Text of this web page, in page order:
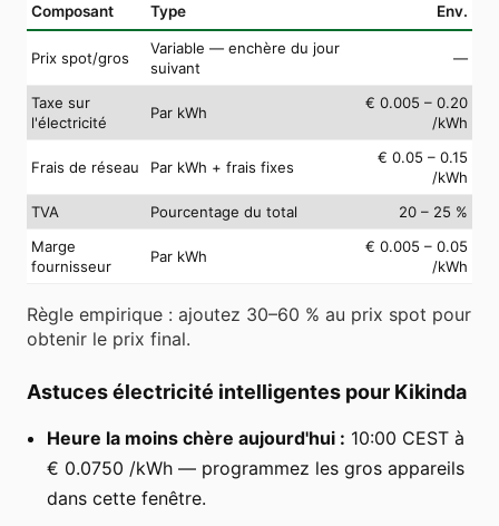
Composant Type Env.
Prix spot/gros
Variable — enchère du jour
suivant
—
Taxe sur
l'électricité
Par kWh
€ 0.005 – 0.20
/kWh
Frais de réseau Par kWh + frais fixes
€ 0.05 – 0.15
/kWh
TVA
Pourcentage du total
20 – 25 %
Marge
fournisseur
Par kWh
€ 0.005 – 0.05
/kWh
Règle empirique : ajoutez 30–60 % au prix spot pour
obtenir le prix final.
Astuces électricité intelligentes pour Kikinda
Heure la moins chère aujourd'hui : 10:00 CEST à
€ 0.0750 /kWh — programmez les gros appareils
dans cette fenêtre.